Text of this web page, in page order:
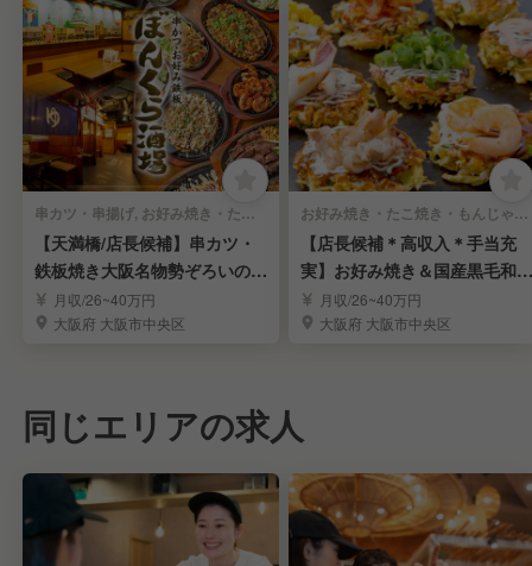
串カツ・串揚げ, お好み焼き・たこ焼き・もんじゃ焼き | 店長・店長候補
【天満橋/店長候補】串カツ・
鉄板焼き大阪名物勢ぞろいの人
気店月収/26~40万円
大阪府 大阪市中央区
お好み焼き・たこ焼き・もんじゃ焼き, ステーキ・鉄板焼き | 店長・店長候補
【店長候補＊高収入＊手当充
実】お好み焼き＆国産黒毛和牛
の鉄板焼店｜千日前
月収/26~40万円
大阪府 大阪市中央区
同じエリアの求人